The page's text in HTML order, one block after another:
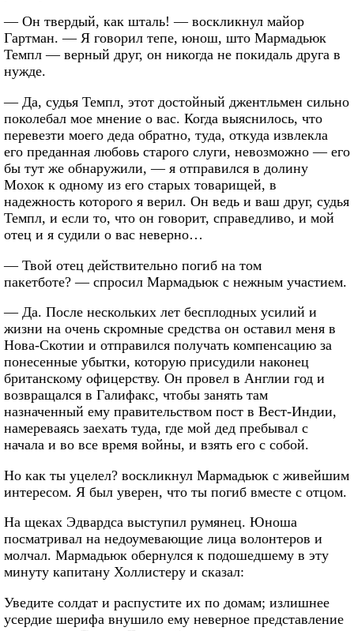
— Он твердый, как шталь! — воскликнул майор
Гартман. — Я говорил тепе, юнош, што Мармадьюк
Темпл — верный друг, он никогда не покидаль друга в
нужде.
— Да, судья Темпл, этот достойный джентльмен сильно
поколебал мое мнение о вас. Когда выяснилось, что
перевезти моего деда обратно, туда, откуда извлекла
его преданная любовь старого слуги, невозможно — его
бы тут же обнаружили, — я отправился в долину
Мохок к одному из его старых товарищей, в
надежность которого я верил. Он ведь и ваш друг, судья
Темпл, и если то, что он говорит, справедливо, и мой
отец и я судили о вас неверно…
— Твой отец действительно погиб на том
пакетботе? — спросил Мармадьюк с нежным участием.
— Да. После нескольких лет бесплодных усилий и
жизни на очень скромные средства он оставил меня в
Нова-Скотии и отправился получать компенсацию за
понесенные убытки, которую присудили наконец
британскому офицерству. Он провел в Англии год и
возвращался в Галифакс, чтобы занять там
назначенный ему правительством пост в Вест-Индии,
намереваясь заехать туда, где мой дед пребывал с
начала и во все время войны, и взять его с собой.
Но как ты уцелел? воскликнул Мармадьюк с живейшим
интересом. Я был уверен, что ты погиб вместе с отцом.
На щеках Эдвардса выступил румянец. Юноша
посматривал на недоумевающие лица волонтеров и
молчал. Мармадьюк обернулся к подошедшему в эту
минуту капитану Холлистеру и сказал:
Уведите солдат и распустите их по домам; излишнее
усердие шерифа внушило ему неверное представление